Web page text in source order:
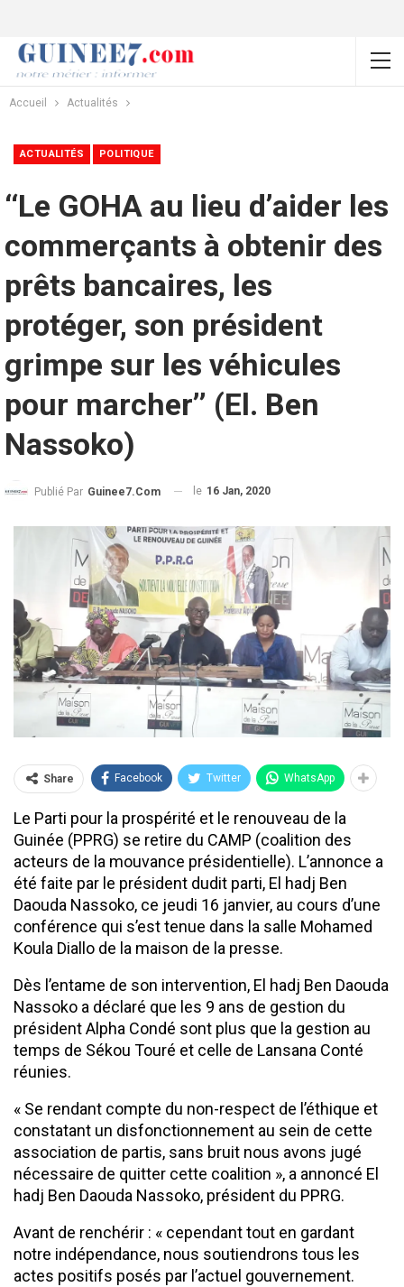
Accueil Actualités
ACTUALITÉS POLITIQUE
‘‘Le GOHA au lieu d’aider les
commerçants à obtenir des
prêts bancaires, les
protéger, son président
grimpe sur les véhicules
pour marcher’’ (El. Ben
Nassoko)
Publié Par Guinee7.com le 16 Jan, 2020
Share Facebook Twitter WhatsApp
Le Parti pour la prospérité et le renouveau de la
Guinée (PPRG) se retire du CAMP (coalition des
acteurs de la mouvance présidentielle). L’annonce a
été faite par le président dudit parti, El hadj Ben
Daouda Nassoko, ce jeudi 16 janvier, au cours d’une
conférence qui s’est tenue dans la salle Mohamed
Koula Diallo de la maison de la presse.
Dès l’entame de son intervention, El hadj Ben Daouda
Nassoko a déclaré que les 9 ans de gestion du
président Alpha Condé sont plus que la gestion au
temps de Sékou Touré et celle de Lansana Conté
réunies.
« Se rendant compte du non-respect de l’éthique et
constatant un disfonctionnement au sein de cette
association de partis, sans bruit nous avons jugé
nécessaire de quitter cette coalition », a annoncé El
hadj Ben Daouda Nassoko, président du PPRG.
Avant de renchérir : « cependant tout en gardant
notre indépendance, nous soutiendrons tous les
actes positifs posés par l’actuel gouvernement.